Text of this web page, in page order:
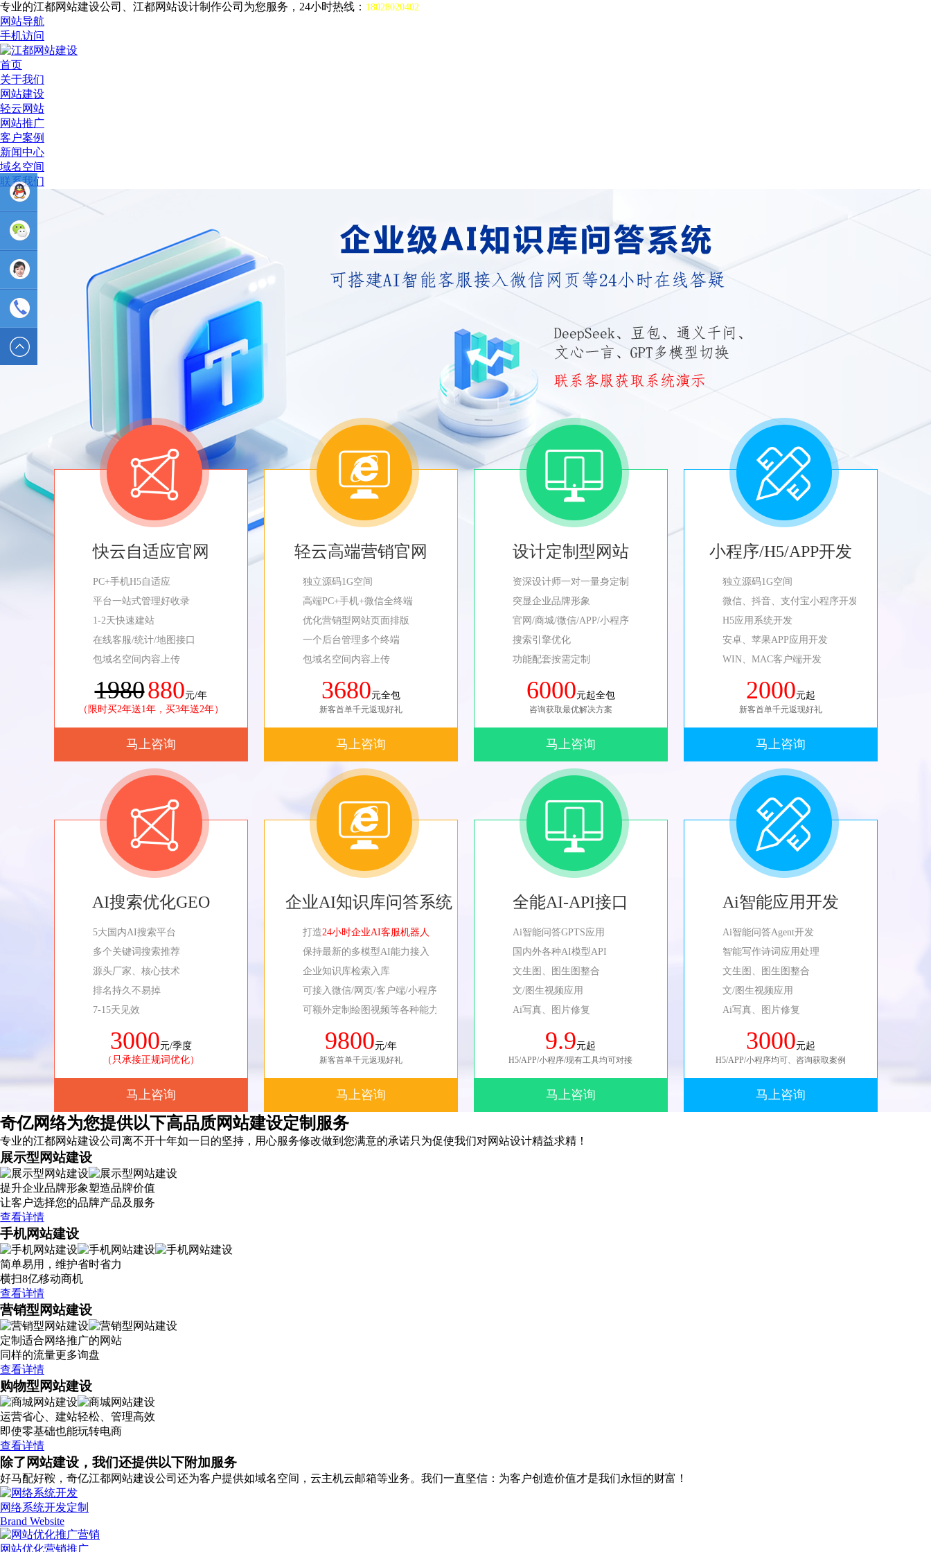
专业的江都网站建设公司、江都网站设计制作公司为您服务，24小时热线： 18028020402
网站导航
手机访问
首页
关于我们
网站建设
轻云网站
网站推广
客户案例
新闻中心
域名空间
联系我们
快云自适应官网
PC+手机H5自适应
平台一站式管理好收录
1-2天快速建站
在线客服/统计/地图接口
包域名空间内容上传
1980880元/年
（限时买2年送1年，买3年送2年）
马上咨询
轻云高端营销官网
独立源码1G空间
高端PC+手机+微信全终端
优化营销型网站页面排版
一个后台管理多个终端
包域名空间内容上传
3680元全包
新客首单千元返现好礼
马上咨询
设计定制型网站
资深设计师一对一量身定制
突显企业品牌形象
官网/商城/微信/APP/小程序
搜索引擎优化
功能配套按需定制
6000元起全包
咨询获取最优解决方案
马上咨询
小程序/H5/APP开发
独立源码1G空间
微信、抖音、支付宝小程序开发
H5应用系统开发
安卓、苹果APP应用开发
WIN、MAC客户端开发
2000元起
新客首单千元返现好礼
马上咨询
AI搜索优化GEO
5大国内AI搜索平台
多个关键词搜索推荐
源头厂家、核心技术
排名持久不易掉
7-15天见效
3000元/季度
（只承接正规词优化）
马上咨询
企业AI知识库问答系统
打造24小时企业AI客服机器人
保持最新的多模型AI能力接入
企业知识库检索入库
可接入微信/网页/客户端/小程序等
可额外定制绘图视频等各种能力
9800元/年
新客首单千元返现好礼
马上咨询
全能AI-API接口
Ai智能问答GPTS应用
国内外各种AI模型API
文生图、图生图整合
文/图生视频应用
Ai写真、图片修复
9.9元起
H5/APP/小程序/现有工具均可对接
马上咨询
Ai智能应用开发
Ai智能问答Agent开发
智能写作诗词应用处理
文生图、图生图整合
文/图生视频应用
Ai写真、图片修复
3000元起
H5/APP/小程序均可、咨询获取案例
马上咨询
奇亿网络为您提供以下高品质网站建设定制服务
专业的江都网站建设公司离不开十年如一日的坚持， 用心服务修改做到您满意的承诺只为促使我们对网站设计精益求精！
展示型网站建设
提升企业品牌形象塑造品牌价值
让客户选择您的品牌产品及服务
查看详情
手机网站建设
简单易用，维护省时省力
横扫8亿移动商机
查看详情
营销型网站建设
定制适合网络推广的网站
同样的流量更多询盘
查看详情
购物型网站建设
运营省心、建站轻松、管理高效
即使零基础也能玩转电商
查看详情
除了网站建设，我们还提供以下附加服务
好马配好鞍，奇亿江都网站建设公司还为客户提供如域名空间，云主机云邮箱等业务。我们一直坚信：为客户创造价值才是我们永恒的财富！
网络系统开发定制
Brand Website
网站优化营销推广
业务
QQ：
81233044
售后Q :
2589562336
电话 :